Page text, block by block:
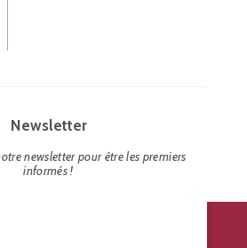
Newsletter
newsletter pour être les premiers
informés !